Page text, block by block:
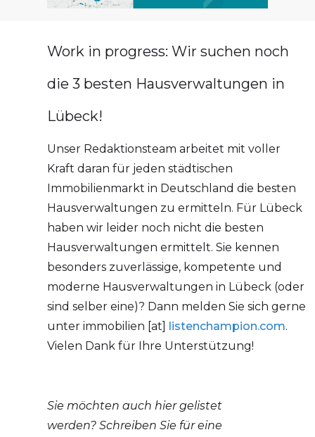
Work in progress: Wir suchen noch
die 3 besten Hausverwaltungen in
Lübeck!
Unser Redaktionsteam arbeitet mit voller
Kraft daran für jeden städtischen
Immobilienmarkt in Deutschland die besten
Hausverwaltungen zu ermitteln. Für Lübeck
haben wir leider noch nicht die besten
Hausverwaltungen ermittelt. Sie kennen
besonders zuverlässige, kompetente und
moderne Hausverwaltungen in Lübeck (oder
sind selber eine)? Dann melden Sie sich gerne
unter immobilien [at] listenchampion.com.
Vielen Dank für Ihre Unterstützung!
Sie möchten auch hier gelistet
werden? Schreiben Sie für eine